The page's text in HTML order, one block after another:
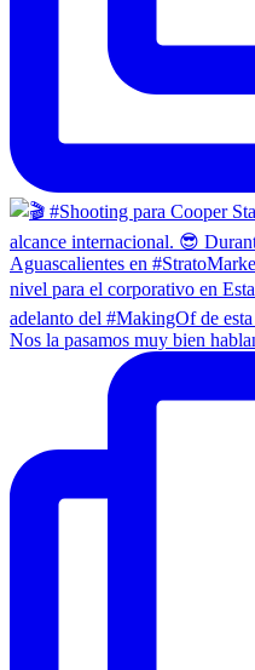
Nos la pasamos muy bien